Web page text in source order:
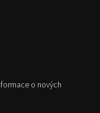
o nových